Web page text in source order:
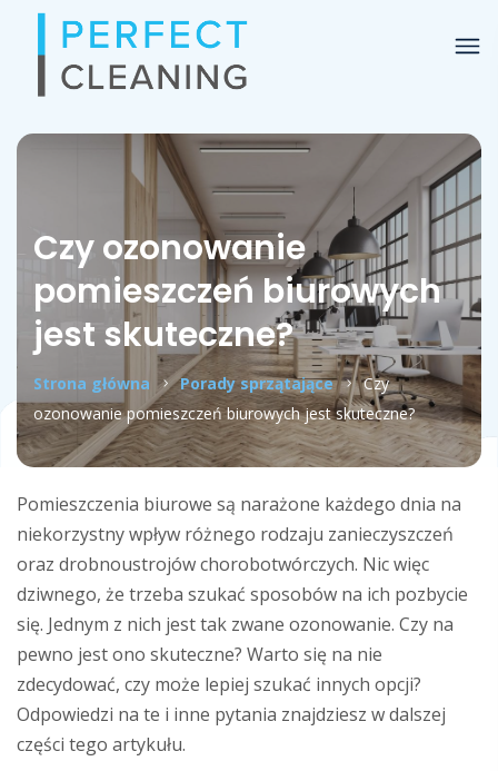
Czy ozonowanie
pomieszczeń biurowych
jest skuteczne?
Strona główna Porady sprzątające
Czy
ozonowanie pomieszczeń biurowych jest skuteczne?
Pomieszczenia biurowe są narażone każdego dnia na
niekorzystny wpływ różnego rodzaju zanieczyszczeń
oraz drobnoustrojów chorobotwórczych. Nic więc
dziwnego, że trzeba szukać sposobów na ich pozbycie
się. Jednym z nich jest tak zwane ozonowanie. Czy na
pewno jest ono skuteczne? Warto się na nie
zdecydować, czy może lepiej szukać innych opcji?
Odpowiedzi na te i inne pytania znajdziesz w dalszej
części tego artykułu.